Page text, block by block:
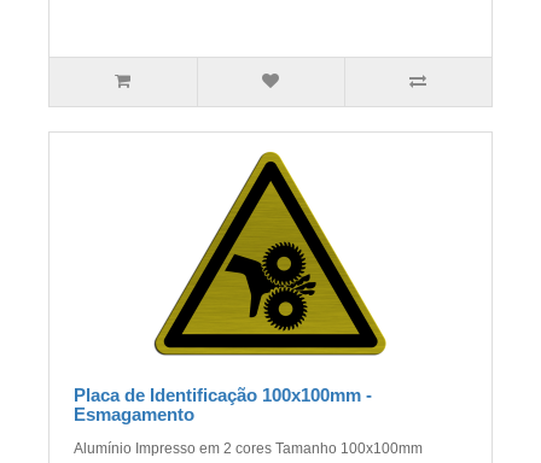
Placa de Identificação 100x100mm -
Esmagamento
Alumínio Impresso em 2 cores Tamanho 100x100mm